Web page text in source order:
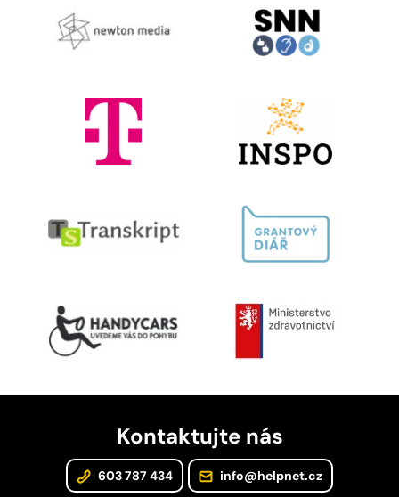
Kontaktujte nás
603 787 434 info@helpnet.cz